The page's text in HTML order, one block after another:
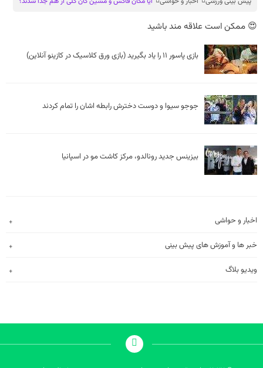
😍 ممکن است علاقه مند باشید
بازی پاسور 11 را یاد بگیرید (بازی ورق کلاسیک در کازینو آنلاین)
جوجو سیوا و دوست دخترش رابطه اشان را تمام کردند
بیزینس جدید رونالدو، مرکز کاشت مو در اسپانیا
اخبار و حواشی
خبر ها و آموزش های پیش بینی
ویدیو بلاگ